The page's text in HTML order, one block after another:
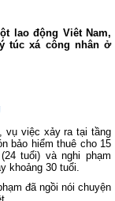
lao động Viêt Nam,
túc xá công nhân ở
vụ việc xảy ra tại tầng
bảo hiểm thuê cho 15
tuổi) và nghi phạm
khoảng 30 tuổi.
đã ngồi nói chuyện